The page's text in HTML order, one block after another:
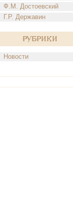
Ф.М. Достоевский
Г.Р. Державин
Рубрики
Новости